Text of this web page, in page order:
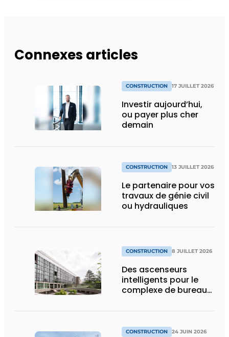
Connexes articles
CONSTRUCTION 17 JUILLET 2026
Investir aujourd’hui,
ou payer plus cher
demain
CONSTRUCTION 13 JUILLET 2026
Le partenaire pour vos
travaux de génie civil
ou hydrauliques
CONSTRUCTION 8 JUILLET 2026
Des ascenseurs
intelligents pour le
complexe de bureaux
CONSTRUCTION 24 JUIN 2026